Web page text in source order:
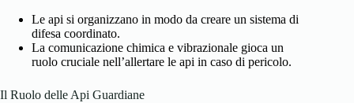
Le api si organizzano in modo da creare un sistema di
difesa coordinato.
La comunicazione chimica e vibrazionale gioca un
ruolo cruciale nell’allertare le api in caso di pericolo.
Il Ruolo delle Api Guardiane